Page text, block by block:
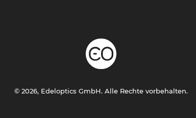
© 2026, Edeloptics GmbH. Alle Rechte vorbehalten.